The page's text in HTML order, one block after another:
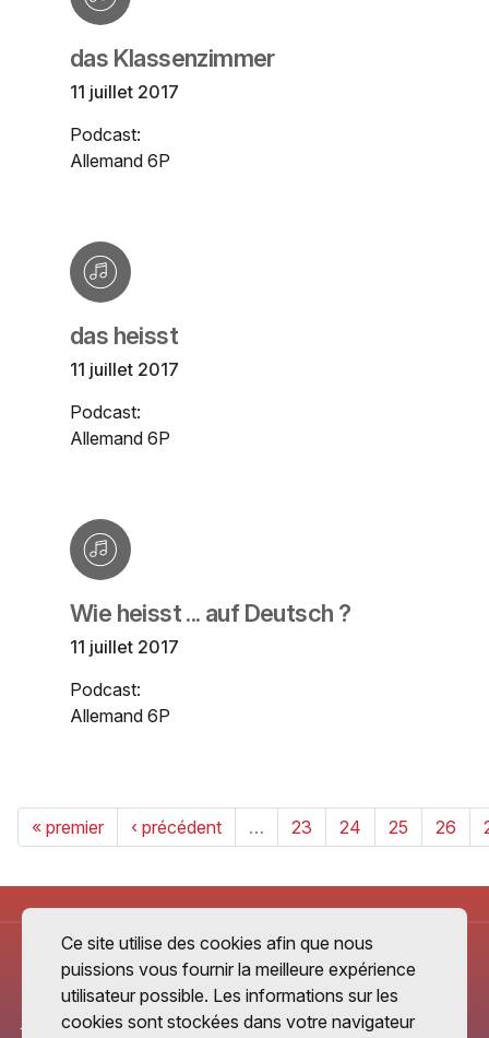
das Klassenzimmer
11 juillet 2017
Podcast:
Allemand 6P
das heisst
11 juillet 2017
Podcast:
Allemand 6P
Wie heisst ... auf Deutsch ?
11 juillet 2017
Podcast:
Allemand 6P
« premier ‹ précédent … 23 24 25 26
Ce site utilise des cookies afin que nous
puissions vous fournir la meilleure expérience
utilisateur possible. Les informations sur les
cookies sont stockées dans votre navigateur